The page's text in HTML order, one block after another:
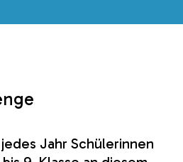
Jahr Schülerinnen